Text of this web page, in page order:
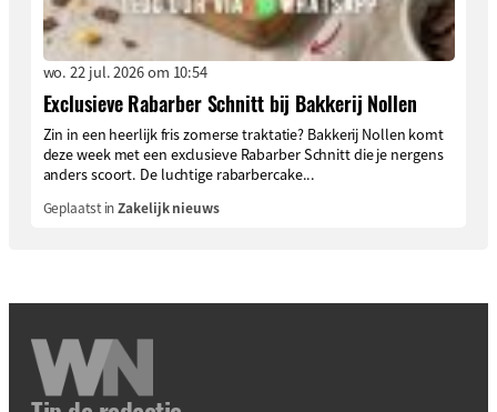
wo. 22 jul. 2026 om 10:54
Exclusieve Rabarber Schnitt bij Bakkerij Nollen
Zin in een heerlijk fris zomerse traktatie? Bakkerij Nollen komt
deze week met een exclusieve Rabarber Schnitt die je nergens
anders scoort. De luchtige rabarbercake...
Geplaatst inZakelijk nieuws